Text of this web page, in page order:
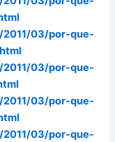
03/por-que-
03/por-que-
03/por-que-
03/por-que-